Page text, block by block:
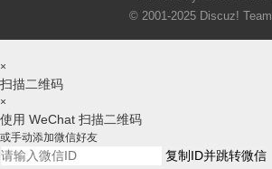
© 2001-2025 Discuz! Team
×
扫描二维码
×
使用 WeChat 扫描二维码
或手动添加微信好友
复制ID并跳转微信